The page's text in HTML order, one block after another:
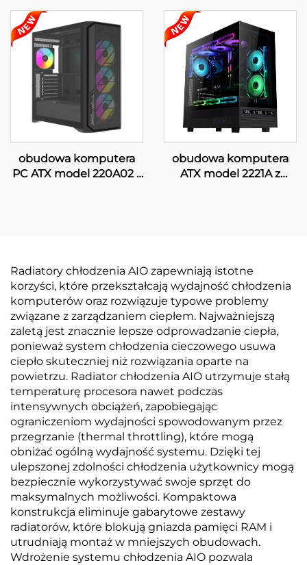
obudowa komputera
PC ATX model 220A02 z
obudowa komputera
ATX model 2221A z
Radiatory chłodzenia AIO zapewniają istotne
korzyści, które przekształcają wydajność chłodzenia
komputerów oraz rozwiązuje typowe problemy
związane z zarządzaniem ciepłem. Najważniejszą
zaletą jest znacznie lepsze odprowadzanie ciepła,
ponieważ system chłodzenia cieczowego usuwa
ciepło skuteczniej niż rozwiązania oparte na
powietrzu. Radiator chłodzenia AIO utrzymuje stałą
temperaturę procesora nawet podczas
intensywnych obciążeń, zapobiegając
ograniczeniom wydajności spowodowanym przez
przegrzanie (thermal throttling), które mogą
obniżać ogólną wydajność systemu. Dzięki tej
ulepszonej zdolności chłodzenia użytkownicy mogą
bezpiecznie wykorzystywać swoje sprzęt do
maksymalnych możliwości. Kompaktowa
konstrukcja eliminuje gabarytowe zestawy
radiatorów, które blokują gniazda pamięci RAM i
utrudniają montaż w mniejszych obudowach.
Wdrożenie systemu chłodzenia AIO pozwala